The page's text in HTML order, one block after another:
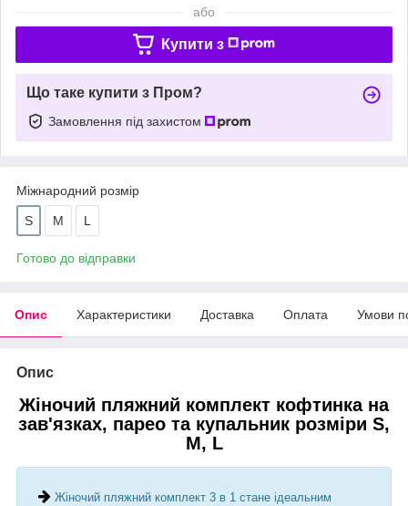
або
Купити з
Що таке купити з Пром?
Замовлення під захистом
Міжнародний розмір
S M L
Готово до відправки
Опис Характеристики Доставка Оплата Умови
Опис
Жіночий пляжний комплект кофтинка на
зав'язках, парео та купальник розміри S,
M, L
Жіночий пляжний комплект 3 в 1 стане ідеальним